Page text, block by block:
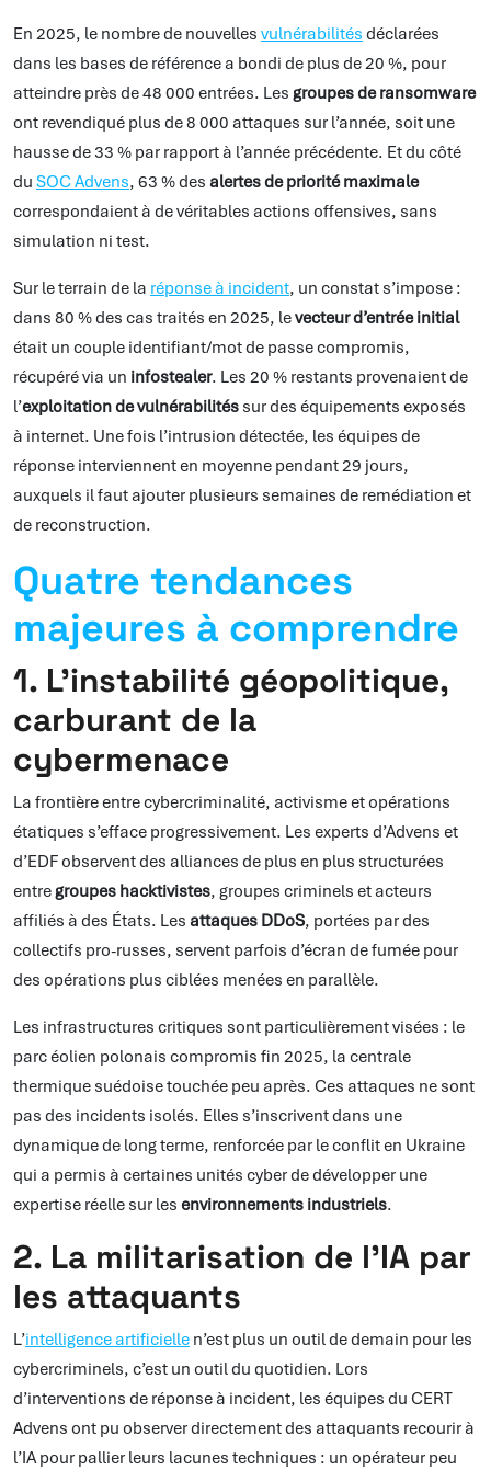
En 2025, le nombre de nouvelles vulnérabilités déclarées
dans les bases de référence a bondi de plus de 20 %, pour
atteindre près de 48 000 entrées. Les groupes de ransomware
ont revendiqué plus de 8 000 attaques sur l’année, soit une
hausse de 33 % par rapport à l’année précédente. Et du côté
du SOC Advens, 63 % des alertes de priorité maximale
correspondaient à de véritables actions offensives, sans
simulation ni test.
Sur le terrain de la réponse à incident, un constat s’impose :
dans 80 % des cas traités en 2025, levecteur d’entrée initial
était un couple identifiant/mot de passe compromis,
récupéré via un infostealer. Les 20 % restants provenaient de
l’exploitation de vulnérabilités sur des équipements exposés
à internet. Une fois l’intrusion détectée, les équipes de
réponse interviennent en moyenne pendant 29 jours,
auxquels il faut ajouter plusieurs semaines de remédiation et
de reconstruction.
Quatre tendances
majeures à comprendre
1. L’instabilité géopolitique,
carburant de la
cybermenace
La frontière entre cybercriminalité, activisme et opérations
étatiques s’efface progressivement. Les experts d’Advens et
d’EDF observent des alliances de plus en plus structurées
entregroupes hacktivistes, groupes criminels et acteurs
affiliés à des États. Les attaques DDoS, portées par des
collectifs pro-russes, servent parfois d’écran de fumée pour
des opérations plus ciblées menées en parallèle.
Les infrastructures critiques sont particulièrement visées : le
parc éolien polonais compromis fin 2025, la centrale
thermique suédoise touchée peu après. Ces attaques ne sont
pas des incidents isolés. Elles s’inscrivent dans une
dynamique de long terme, renforcée par le conflit en Ukraine
qui a permis à certaines unités cyber de développer une
expertise réelle sur les environnements industriels.
2. La militarisation de l’IA par
les attaquants
L’intelligence artificielle n’est plus un outil de demain pour les
cybercriminels, c’est un outil du quotidien. Lors
d’interventions de réponse à incident, les équipes du CERT
Advens ont pu observer directement des attaquants recourir à
l’IA pour pallier leurs lacunes techniques : un opérateur peu